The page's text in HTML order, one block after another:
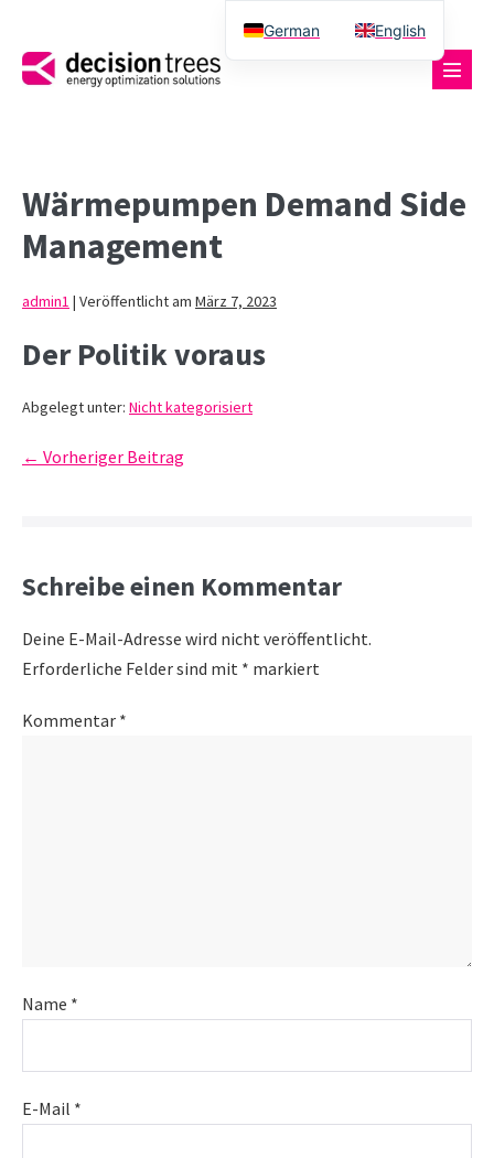
Wärmepumpen Demand Side
Management
admin1 | Veröffentlicht am März 7, 2023
Der Politik voraus
Abgelegt unter: Nicht kategorisiert
← Vorheriger Beitrag
Schreibe einen Kommentar
Deine E-Mail-Adresse wird nicht veröffentlicht.
Erforderliche Felder sind mit * markiert
Kommentar *
Name *
E-Mail *
German English